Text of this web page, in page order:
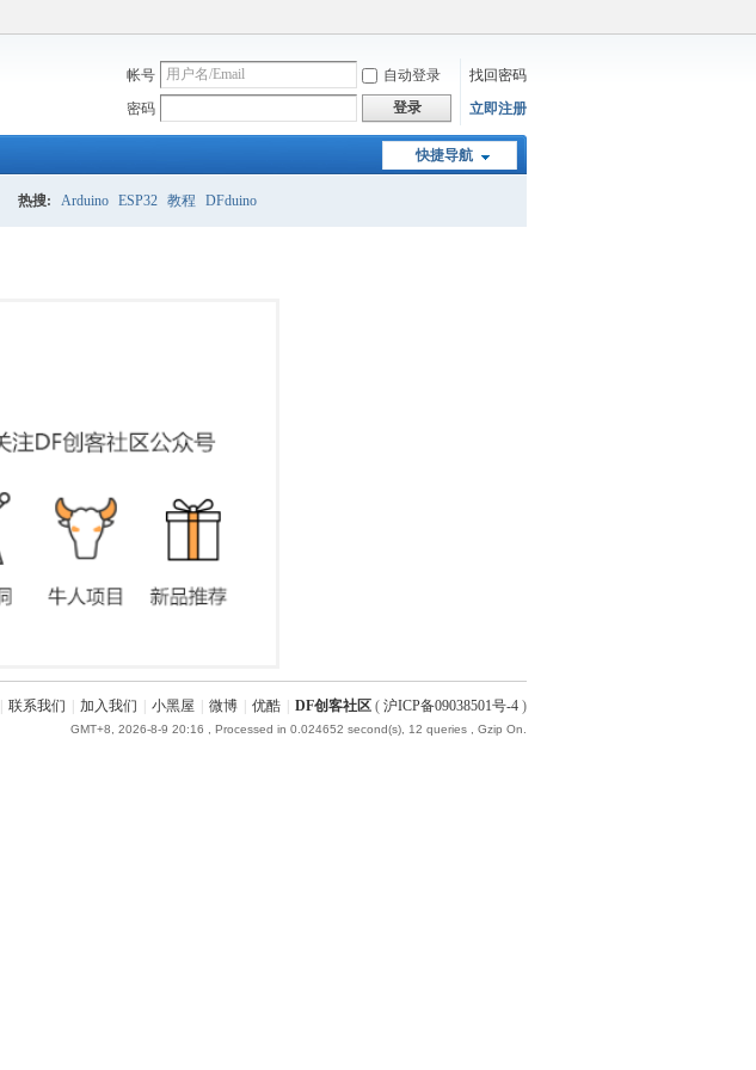
帐号 自动登录
找回密码
密码
登录 立即注册
快捷导航
热搜: Arduino ESP32 教程 DFduino
联系我们 加入我们 小黑屋 微博 优酷 DF创客社区 ( 沪ICP备09038501号-4 )
GMT+8, 2026-8-9 20:16 , Processed in 0.024652 second(s), 12 queries , Gzip On.